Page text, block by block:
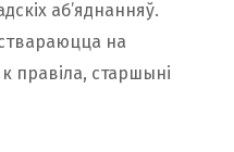
аб’яднанняў.
ствараюцца на
правіла, старшыні